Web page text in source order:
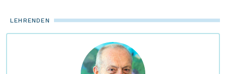
LEHRENDEN